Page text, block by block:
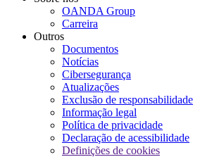
OANDA Group
Carreira
Outros
Documentos
Notícias
Cibersegurança
Atualizações
Exclusão de responsabilidade
Informação legal
Política de privacidade
Declaração de acessibilidade
Definições de cookies